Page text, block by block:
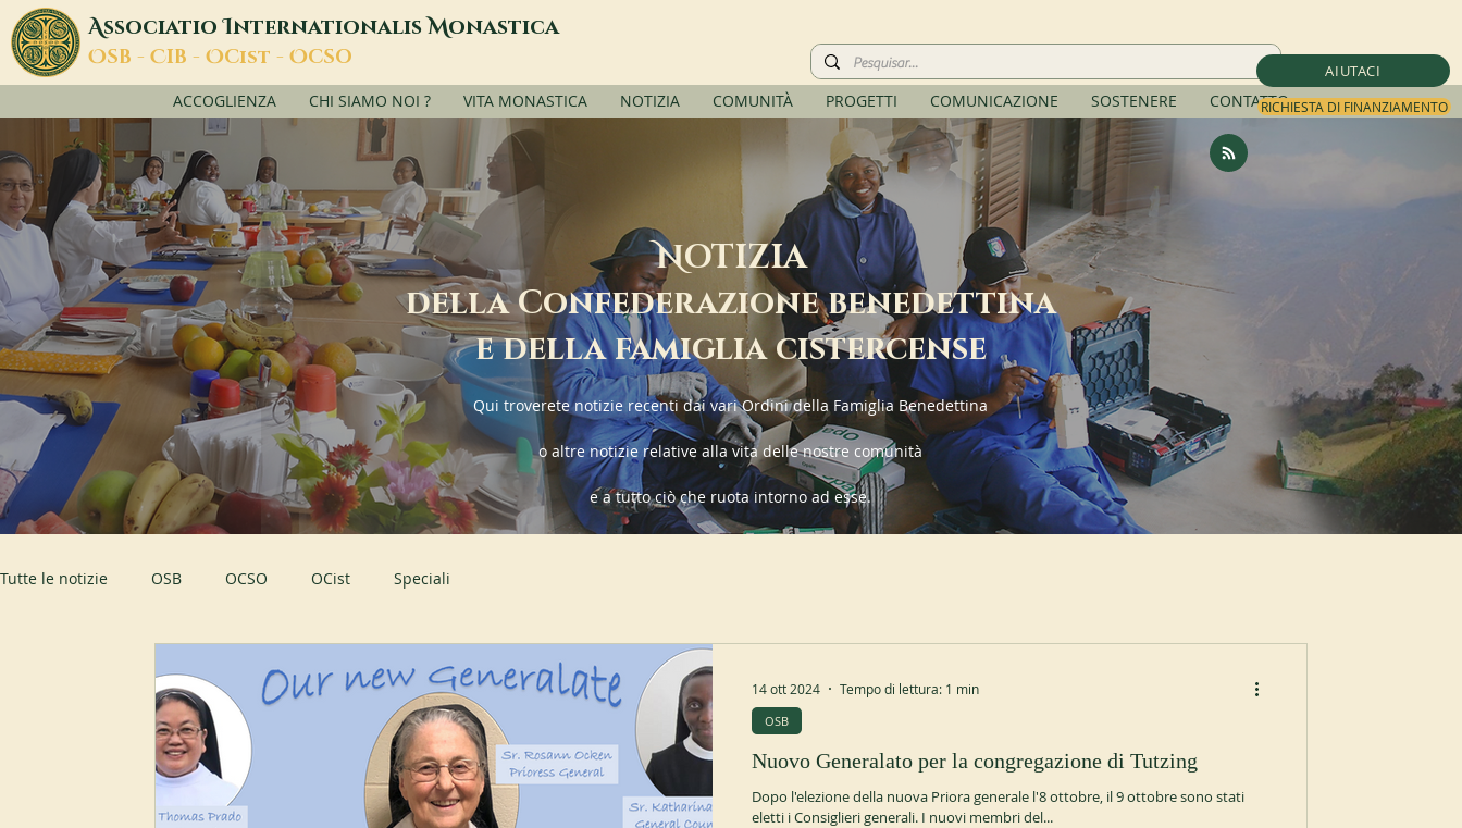
AIUTACI
RICHIESTA DI FINANZIAMENTO
AssociatioInternationalisMonastica
OSB - CIB - OCist - OCSO
ACCOGLIENZA CHI SIAMO NOI ? VITA MONASTICA NOTIZIA COMUNITÀ PROGETTI COMUNICAZIONE SOSTENERE CONTATTO
NOTIZIA
della Confederazione benedettina
e della famiglia cistercense
Qui troverete notizie recenti dai vari Ordini della Famiglia Benedettina
o altre notizie relative alla vita delle nostre comunità
e a tutto ciò che ruota intorno ad esse.
Tutte le notizie OSB OCSO OCist Speciali
Nuovo Generalato per la congregazione di Tutzing
Dopo l'elezione della nuova Priora generale l'8 ottobre, il 9 ottobre sono stati
eletti i Consiglieri generali. I nuovi membri del...
OSB
14 ott 2024 Tempo di lettura: 1 min